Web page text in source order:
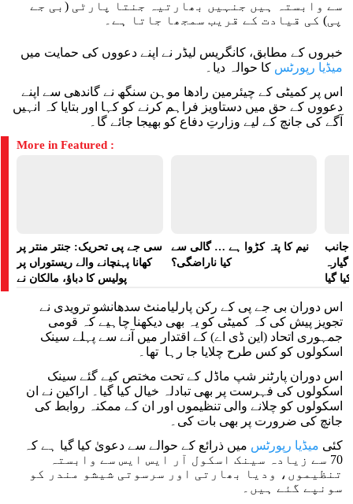
سے وابستہ ہیں جنہیں بھارتیہ جنتا پارٹی (بی جے
پی) کی قیادت کے قریب سمجھا جاتا ہے۔
خبروں کے مطابق، کانگریس لیڈر نے اپنے دعووں کی حمایت میں
میڈیا رپورٹس کا حوالہ دیا۔
اس پر کمیٹی کے چیئرمین رادھا موہن سنگھ نے گاندھی سے اپنے
دعووں کے حق میں دستاویز فراہم کرنے کو کہا اور بتایا کہ انہیں
آگے کی جانچ کے لیے وزارتِ دفاع کو بھیجا جائے گا۔
More in Featured :
سی جے پی تحریک: جنتر منتر پر
کھانا پہنچانے والے ریستوراں پر
پولیس کا دباؤ، مالکان نے
نیم کا پتہ کڑوا ہے … گالی سے
کیا ناراضگی؟
جانب
گیا
اس دوران بی جے پی کے رکن پارلیامنٹ سدھانشو ترویدی نے
تجویز پیش کی کہ کمیٹی کو یہ بھی دیکھنا چاہیے کہ قومی
جمہوری اتحاد (این ڈی اے) کے اقتدار میں آنے سے پہلے سینک
اسکولوں کو کس طرح چلایا جا رہا تھا۔
اس دوران پارٹنر شپ ماڈل کے تحت مختص کیے گئے سینک
اسکولوں کی فہرست پر بھی تبادلہ خیال کیا گیا۔ اراکین نے ان
اسکولوں کو چلانے والی تنظیموں اور ان کے ممکنہ روابط کی
جانچ کی ضرورت پر بھی بات کی۔
کئی میڈیا رپورٹس میں ذرائع کے حوالے سے دعویٰ کیا گیا ہے کہ
70 سے زیادہ سینک اسکول آر ایس ایس سے وابستہ
تنظیموں، ودیا بھارتی اور سرسوتی شیشو مندر کو
سونپے گئے ہیں۔